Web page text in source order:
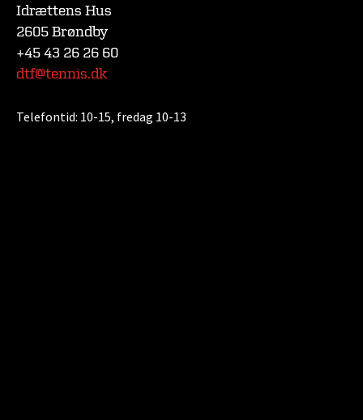
Idrættens Hus
2605 Brøndby
+45 43 26 26 60
dtf@tennis.dk
Telefontid: 10-15, fredag 10-13